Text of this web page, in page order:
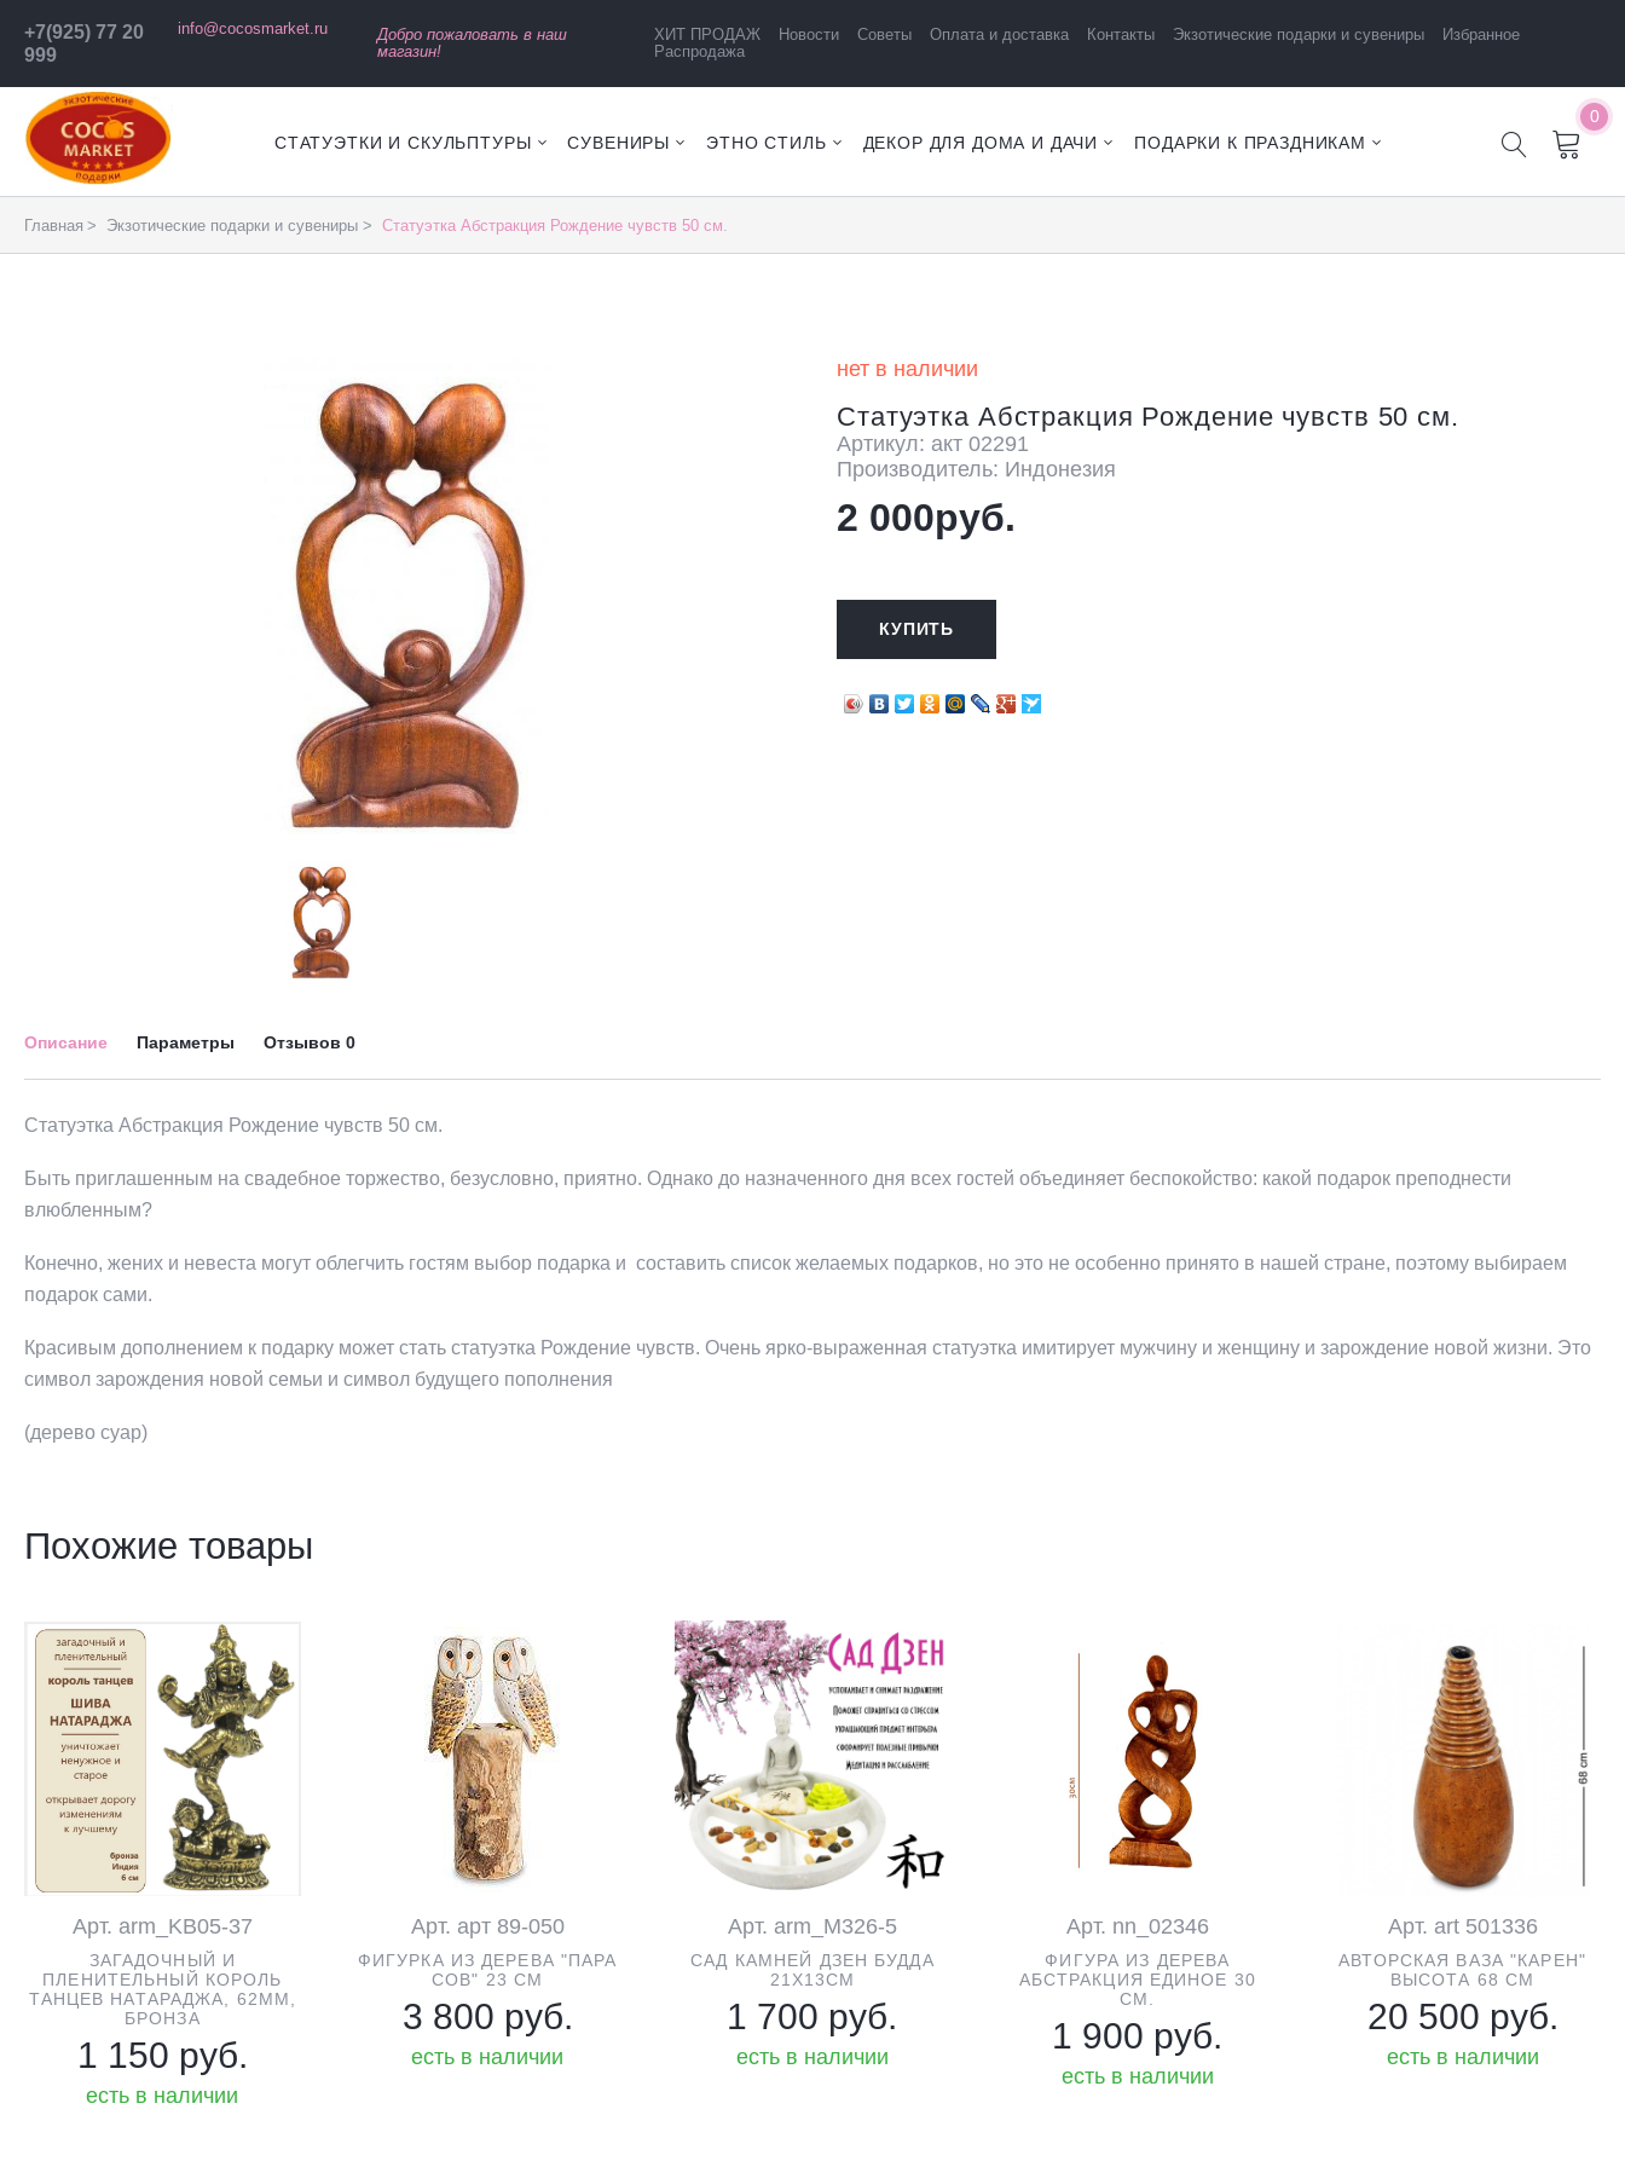
+7(925) 77 20
999
info@cocosmarket.ru
Добро пожаловать в наш
магазин!
ХИТ ПРОДАЖ Новости Советы Оплата и доставка Контакты Экзотические подарки и сувениры
Избранное
Распродажа
СТАТУЭТКИ И СКУЛЬПТУРЫ СУВЕНИРЫ ЭТНО СТИЛЬ ДЕКОР ДЛЯ ДОМА И ДАЧИ ПОДАРКИ К ПРАЗДНИКАМ
0
Главная Экзотические подарки и сувениры Статуэтка Абстракция Рождение чувств 50 см.
нет в наличии
Статуэтка Абстракция Рождение чувств 50 см.
Артикул: акт 02291
Производитель: Индонезия
2 000руб.
КУПИТЬ
Описание
Статуэтка Абстракция Рождение чувств 50 см.
Быть приглашенным на свадебное торжество, безусловно, приятно. Однако до назначенного дня всех гостей объединяет беспокойство: какой подарок преподнести
влюбленным?
Конечно, жених и невеста могут облегчить гостям выбор подарка и составить список желаемых подарков, но это не особенно принято в нашей стране, поэтому выбираем
подарок сами.
Красивым дополнением к подарку может стать статуэтка Рождение чувств. Очень ярко-выраженная статуэтка имитирует мужчину и женщину и зарождение новой жизни. Это
символ зарождения новой семьи и символ будущего пополнения
(дерево суар)
Параметры Отзывов 0
Похожие товары
Арт. arm_KB05-37
ЗАГАДОЧНЫЙ И
ПЛЕНИТЕЛЬНЫЙ КОРОЛЬ
ТАНЦЕВ НАТАРАДЖА, 62ММ,
БРОНЗА
1 150 руб.
есть в наличии
Арт. арт 89-050
ФИГУРКА ИЗ ДЕРЕВА "ПАРА
СОВ" 23 СМ
3 800 руб.
есть в наличии
Арт. arm_M326-5
CАД КАМНЕЙ ДЗЕН БУДДА
21Х13СМ
1 700 руб.
есть в наличии
Арт. nn_02346
ФИГУРА ИЗ ДЕРЕВА
АБСТРАКЦИЯ ЕДИНОЕ 30
СМ.
1 900 руб.
есть в наличии
Арт. art 501336
АВТОРСКАЯ ВАЗА "КАРЕН"
ВЫСОТА 68 СМ
20 500 руб.
есть в наличии